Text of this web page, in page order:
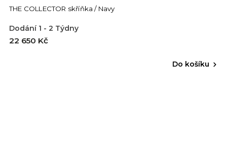
THE COLLECTOR skříňka / Navy
Dodání 1 - 2 Týdny
22 650 Kč
Do košíku